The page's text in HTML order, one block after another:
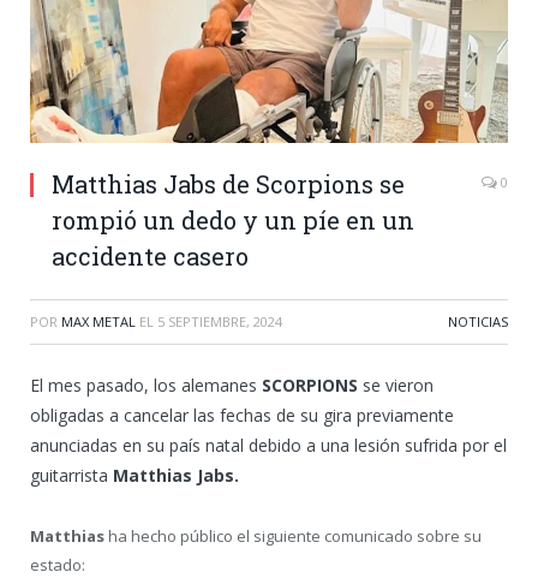
Matthias Jabs de Scorpions se
rompió un dedo y un píe en un
accidente casero
0
POR MAX METAL EL 5 SEPTIEMBRE, 2024 NOTICIAS
El mes pasado, los alemanes SCORPIONS se vieron
obligadas a cancelar las fechas de su gira previamente
anunciadas en su país natal debido a una lesión sufrida por el
guitarrista Matthias Jabs.
Matthias ha hecho público el siguiente comunicado sobre su
estado: